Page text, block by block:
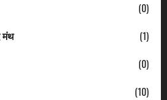
(0)
मंथ
(1)
(0)
(10)